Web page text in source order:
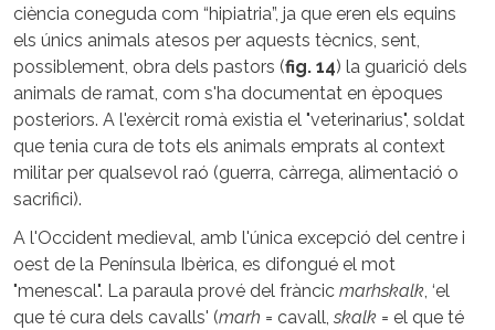
ciència coneguda com “hipiatria”, ja que eren els equins
els únics animals atesos per aquests tècnics, sent,
possiblement, obra dels pastors (fig. 14) la guarició dels
animals de ramat, com s'ha documentat en èpoques
posteriors. A l'exèrcit romà existia el "veterinarius", soldat
que tenia cura de tots els animals emprats al context
militar per qualsevol raó (guerra, càrrega, alimentació o
sacrifici).
A l'Occident medieval, amb l'única excepció del centre i
oest de la Península Ibèrica, es difongué el mot
"menescal". La paraula prové del fràncic marhskalk, ‘el
que té cura dels cavalls' (marh = cavall, skalk = el que té